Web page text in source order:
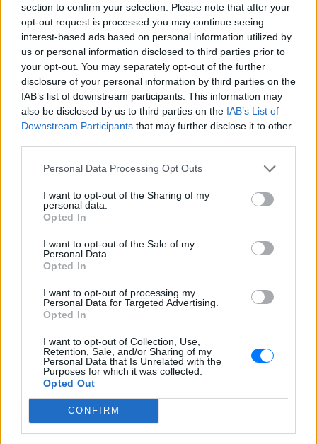
section to confirm your selection. Please note that after your
opt-out request is processed you may continue seeing
interest-based ads based on personal information utilized by
us or personal information disclosed to third parties prior to
your opt-out. You may separately opt-out of the further
disclosure of your personal information by third parties on the
IAB’s list of downstream participants. This information may
also be disclosed by us to third parties on the IAB’s List of
Downstream Participants that may further disclose it to other
Personal Data Processing Opt Outs
I want to opt-out of the Sharing of my
personal data.
Opted In
I want to opt-out of the Sale of my
Personal Data.
Opted In
I want to opt-out of processing my
Personal Data for Targeted Advertising.
Opted In
I want to opt-out of Collection, Use,
Retention, Sale, and/or Sharing of my
Personal Data that Is Unrelated with the
Purposes for which it was collected.
Opted Out
CONFIRM
Ακολουθήστε το E-Radio.gr στο
Εσύ μπήκες στο E-Daily.gr; Τα νέα της ημέρας
και ότι σου κάνει κλικ!
Ακολουθήστε το E-Radio.gr και στο Instagram